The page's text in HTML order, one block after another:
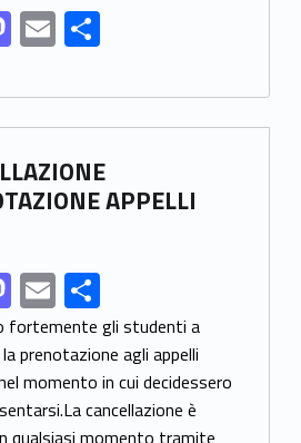
M
as
to
d
o
n
E
m
ai
l
S
h
ar
e
APPELLI
M
as
to
d
E
m
ai
l
S
h
ar
e
fortemente gli studenti a
prenotazione agli appelli
momento in cui decidessero
cancellazione è
qualsiasi momento tramite